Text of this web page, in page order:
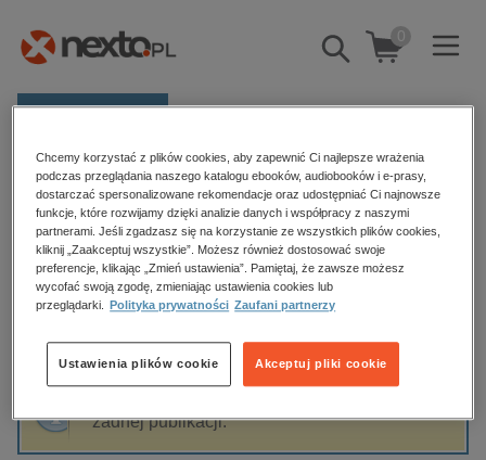
Pokaż/schowaj
wyszukiwarkę
0
Kategorie
Zobacz wszystkie E-prasa
budownictwo, aranżacja wnętrz
biznesowe, branżowe, gospodarka
dzienniki
edukacja
hobby, sport, rozrywka
komputery, internet, technologie, informatyka
Strona główna Lucy King
Lucy King
Sortowanie Filtrowanie
żadnej publikacji.
Chcemy korzystać z plików cookies, aby zapewnić Ci najlepsze wrażenia
podczas przeglądania naszego katalogu ebooków, audiobooków i e-prasy,
dostarczać spersonalizowane rekomendacje oraz udostępniać Ci najnowsze
funkcje, które rozwijamy dzięki analizie danych i współpracy z naszymi
partnerami. Jeśli zgadzasz się na korzystanie ze wszystkich plików cookies,
kliknij „Zaakceptuj wszystkie”. Możesz również dostosować swoje
preferencje, klikając „Zmień ustawienia”. Pamiętaj, że zawsze możesz
wycofać swoją zgodę, zmieniając ustawienia cookies lub
przeglądarki.
Polityka prywatności Zaufani partnerzy
Akceptuj pliki cookie
Ustawienia plików cookie